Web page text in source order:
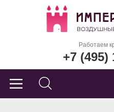
Работаем
+7 (495)